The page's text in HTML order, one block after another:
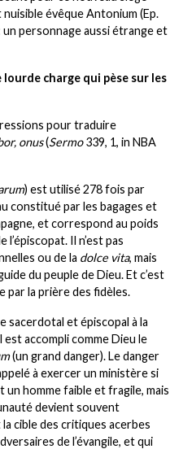
évêque Antonium (Ep.
un personnage aussi étrange et
charge qui pèse sur les
pour traduire
onus(Sermo339, 1, in NBA
) est utilisé 278 fois par
constitué par les bagages et
et correspond au poids
Il n’est pas
ou de la dolce vita, mais
du peuple de Dieu. Et c’est
la prière des fidèles.
sacerdotal et épiscopal à la
accompli comme Dieu le
(un grand danger). Le danger
à exercer un ministère si
un homme faible et fragile, mais
devient souvent
cible des critiques acerbes
de l’évangile, et qui